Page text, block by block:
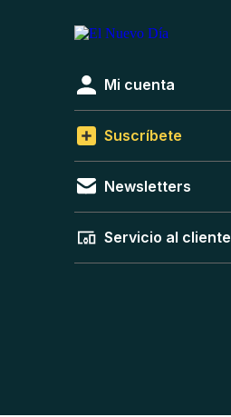
Mi cuenta
Suscríbete
Newsletters
Servicio al cliente